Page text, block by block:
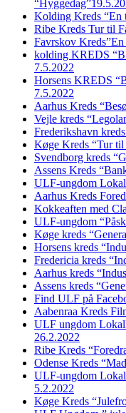
Kolding Kreds “En
Ribe Kreds Tur til
Favrskov
kolding KREDS
7.5.2022
Horsens KREDS
7.5.2022
Aarhus Kreds
Vejle kreds
Frederikshavn
Køge Kreds “Tur til
Svendborg kreds
Assens Kreds
ULF-ungdom
Aarhus Kreds
Kokkeaften med
ULF-ungdom
Køge kreds
Horsens kreds
Fredericia kreds
Aarhus kreds
Assens kreds
Find ULF på
Aabenraa Kreds
ULF ungdom
26.2.2022
Ribe Kreds
Odense Kreds
ULF-ungdom
5.2.2022
Køge Kreds